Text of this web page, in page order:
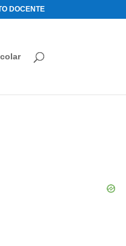
DOCENTE